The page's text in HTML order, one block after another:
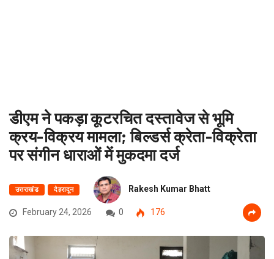
डीएम ने पकड़ा कूटरचित दस्तावेज से भूमि
क्रय-विक्रय मामला; बिल्डर्स क्रेता-विक्रेता
पर संगीन धाराओं में मुकदमा दर्ज
उत्तराखंड देहरादून Rakesh Kumar Bhatt
February 24, 2026 0 176